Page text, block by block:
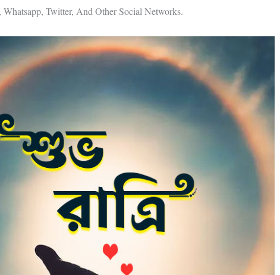
Whatsapp, Twitter, And Other Social Networks.